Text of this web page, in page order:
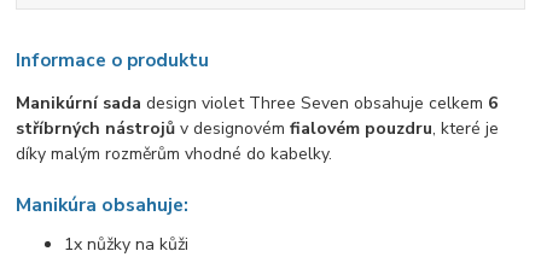
Informace o produktu
Manikúrní sada design violet Three Seven obsahuje celkem 6
stříbrných nástrojů v designovémfialovém pouzdru, které je
díky malým rozměrům vhodné do kabelky.
Manikúra obsahuje:
1x nůžky na kůži